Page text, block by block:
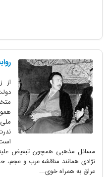
از
ملی
مسائل مذهبی همچون تبعیض علیه
نژادی همانند مناقشه عرب و عجم،
عراق به همراه خوی...